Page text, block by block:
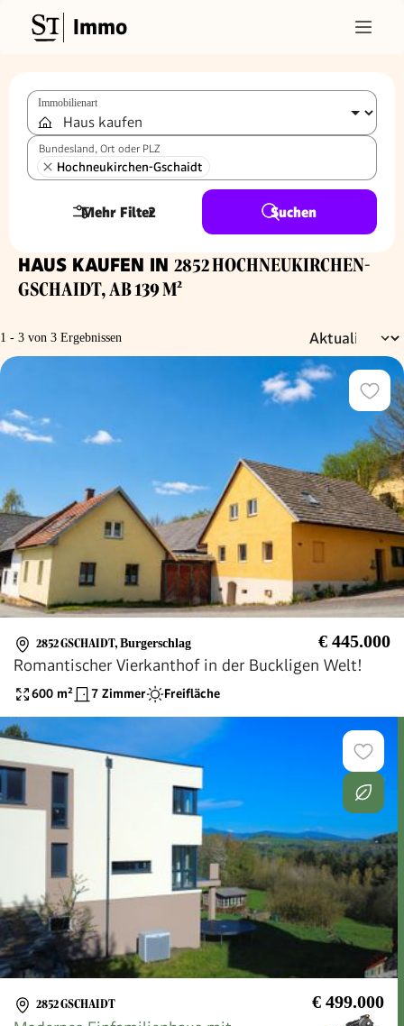
Immo
Immobilienart
Bundesland, Ort oder PLZ
Hochneukirchen-Gschaidt
Mehr Filter
2 Suchen
HAUS KAUFEN IN 2852 HOCHNEUKIRCHEN-
GSCHAIDT, AB 139 M²
1 - 3 von 3 Ergebnissen
2852 GSCHAIDT, Burgerschlag € 445.000
Romantischer Vierkanthof in der Buckligen Welt!
600 m² 7 Zimmer Freifläche
2852 GSCHAIDT € 499.000